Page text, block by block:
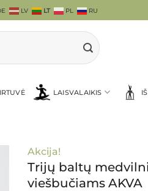
LV LT PL RU
LAISVALAIKIS
Akcija!
Trijų baltų
viešbučiams AKVA